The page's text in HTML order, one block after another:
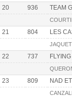
20 936 TEAM
21 804 LES
22 737
23 809 NAD